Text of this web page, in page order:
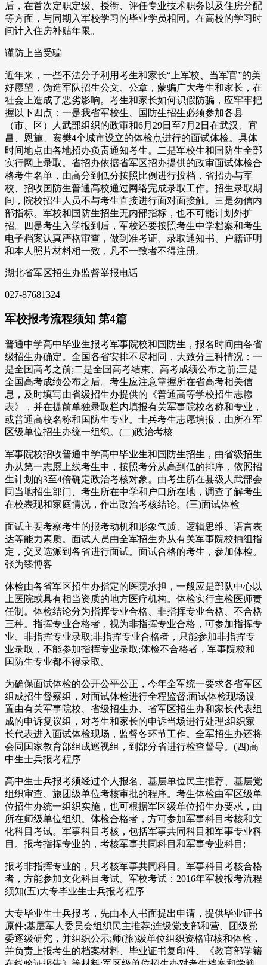
后，在首次定职定级、授衔、评任专业技术职务以及住房分配
等方面，与同期入军校学习的毕业学员相同。在高校的学习时
间计入住房补贴年限。
谨防上当受骗
近年来，一些不法分子利用考生和家长“上军校、当军官”的美
好愿望，伪造军队招生公文、公章，蒙骗广大考生和家长，在
社会上造成了恶劣影响。考生和家长如何识假防骗，应牢牢把
握以下四点：一是我省军校生、国防生招生必须参加各县
（市、区）人武部组织的政审和6月29日至7月2日在武汉、宜
昌、恩施、襄樊4个城市设立的体检点进行的面试体检。具体
时间地点由各地招办负责通知考生。二是军校生和国防生全部
实行网上录取。省招办依据省军区招办提供的政审面试体检合
格考生名单，由高分到低分按照比例进行投档，省招办与军
校、招收国防生普通高校通过网络完成录取工作。招生录取期
间，院校招生人员不与考生直接进行面对面接触。三是勿信内
部指标。军校和国防生招生无内部指标，也不可能计划外扩
招。四是考生入学报到后，军校还要按照考生中学档案和考生
电子档案认真严格审查，做到准考证、录取通知书、户籍证明
和本人照片材料相一致，凡不一致者不得注册。
湖北省军区招生办监督举报电话
027-87681324
军校报考流程须知 第4篇
普通中学高中毕业生报考军事院校和国防生，报名时间由各省
级招生办确定。全国各省安排不尽相同，大致分三种情况：一
是全国高考之前;二是全国高考结束、高考成绩公布之前;三是
全国高考成绩公布之后。考生应注意掌握所在省高考相关信
息，及时填写由省级招生办提供的《普通高等学校招生志愿
表》，并在提前单独录取栏内填报有关军事院校名称和专业，
或普通高校名称和国防生专业。士兵考生志愿填报，由所在军
区级单位招生办统一组织。(二)政治考核
军事院校招收普通中学高中毕业生和国防生招生，由省级招生
办从第一志愿上线考生中，按照考分从高到低的排序，依照招
生计划的3至4倍确定政治考核对象。由考生所在县级人武部会
同当地招生部门、考生所在中学和户口所在地，调查了解考生
在校表现和家庭情况，作出政治考核结论。(三)面试体检
面试主要考察考生的报考动机和形象气质、逻辑思维、语言表
达等能力素质。面试人员由全军招生办从有关军事院校抽组指
定，交叉选派到各省进行面试。面试合格的考生，参加体检。
张为臻博客
体检由各省军区招生办指定的医院承担，一般应是部队中心以
上医院或具有相当资质的地方医疗机构。体检实行主检医师责
任制。体检结论分为指挥专业合格、非指挥专业合格、不合格
三种。指挥专业合格者，视为非指挥专业合格，可参加指挥专
业、非指挥专业录取;非指挥专业合格者，只能参加非指挥专
业录取，不能参加指挥专业录取;体检不合格者，军事院校和
国防生专业都不得录取。
为确保面试体检的公开公平公正，今年全军统一要求各省军区
组成招生督察组，对面试体检进行全程监督;面试体检现场设
置由有关军事院校、省级招生办、省军区招生办和家长代表组
成的申诉复议组，对考生和家长的申诉当场进行处理;组织家
长代表进入面试体检现场，监督各环节工作。全军招生办还将
会同国家教育部组成巡视组，到部分省进行检查督导。(四)高
中生士兵报考程序
高中生士兵报考须经过个人报名、基层单位民主推荐、基层党
组织审查、旅团级单位考核审批的程序。考生体检由军区级单
位招生办统一组织实施，也可根据军区级单位招生办要求，由
所在师级单位组织。体检合格者，方可参加军事科目考核和文
化科目考试。军事科目考核，包括军事共同科目和军事专业科
目。报考指挥专业的，考核军事共同科目和军事专业科目;
报考非指挥专业的，只考核军事共同科目。军事科目考核合格
者，方能参加文化科目考试。军校考试：2016年军校报考流程
须知(五)大专毕业生士兵报考程序
大专毕业生士兵报考，先由本人书面提出申请，提供毕业证书
原件;基层军人委员会组织民主推荐;连级党支部和营、团级党
委逐级研究，并组织公示;师(旅)级单位组织资格审核和体检，
并负责上报考生的档案材料、毕业证书复印件、《教育部学籍